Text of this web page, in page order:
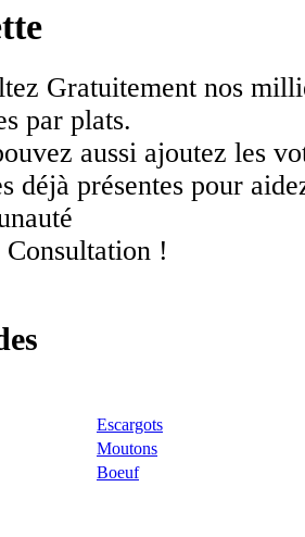
Gratuitement nos
par plats.
aussi ajoutez les
déjà présentes pour
Consultation !
Escargots
Moutons
Boeuf